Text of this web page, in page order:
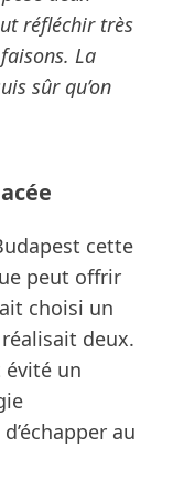
réfléchir très
La
sûr qu’on
cette
peut offrir
choisi un
deux.
évité un
au